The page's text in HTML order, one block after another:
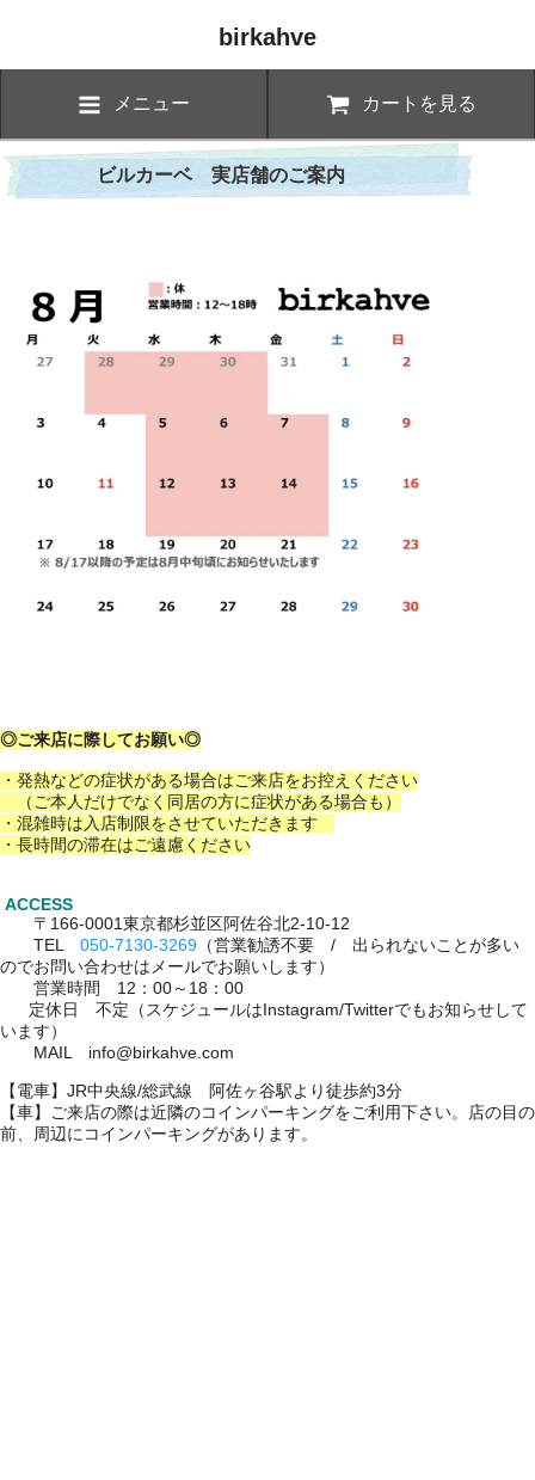
birkahve
メニュー カートを見る
ビルカーベ 実店舗のご案内
◎ご来店に際してお願い◎
・発熱などの症状がある場合はご来店をお控えください
（ご本人だけでなく同居の方に症状がある場合も）
・混雑時は入店制限をさせていただきます
・ 長時間の滞在はご遠慮ください
ACCESS
〒166-0001東京都杉並区阿佐谷北2-10-12
TEL 050-7130-3269 （営業勧誘不要 / 出られないことが多い
のでお問い合わせはメールでお願いします）
営業時間 12：00～18：00
定休日 不定（スケジュールはInstagram/Twitterでもお知らせして
います）
MAIL info@birkahve.com
【電車】JR中央線/総武線 阿佐ヶ谷駅より徒歩約3分
【車】ご来店の際は近隣のコインパーキングをご利用下さい。店の目の
前、周辺にコインパーキングがあります。